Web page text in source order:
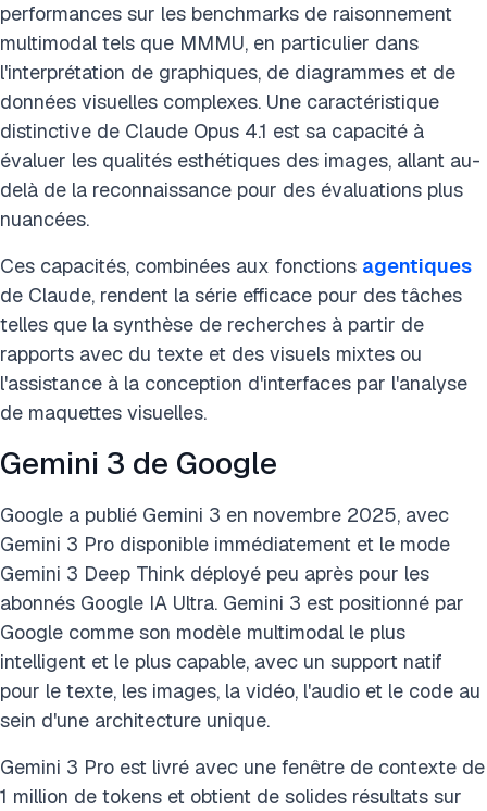
performances sur les benchmarks de raisonnement
multimodal tels que MMMU, en particulier dans
l'interprétation de graphiques, de diagrammes et de
données visuelles complexes. Une caractéristique
distinctive de Claude Opus 4.1 est sa capacité à
évaluer les qualités esthétiques des images, allant au-
delà de la reconnaissance pour des évaluations plus
nuancées.
Ces capacités, combinées aux fonctions agentiques
de Claude, rendent la série efficace pour des tâches
telles que la synthèse de recherches à partir de
rapports avec du texte et des visuels mixtes ou
l'assistance à la conception d'interfaces par l'analyse
de maquettes visuelles.
Gemini 3 de Google
Google a publié Gemini 3 en novembre 2025, avec
Gemini 3 Pro disponible immédiatement et le mode
Gemini 3 Deep Think déployé peu après pour les
abonnés Google IA Ultra. Gemini 3 est positionné par
Google comme son modèle multimodal le plus
intelligent et le plus capable, avec un support natif
pour le texte, les images, la vidéo, l'audio et le code au
sein d'une architecture unique.
Gemini 3 Pro est livré avec une fenêtre de contexte de
1 million de tokens et obtient de solides résultats sur